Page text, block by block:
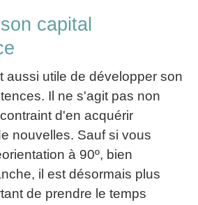
capital
aussi utile de développer son
Il ne s'agit pas non
d'en acquérir
nouvelles. Sauf si vous
à 90º, bien
il est désormais plus
de prendre le temps